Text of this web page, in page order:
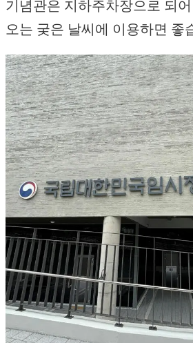
기념관은 지하주차장으로 되어
오는 궂은 날씨에 이용하면 좋